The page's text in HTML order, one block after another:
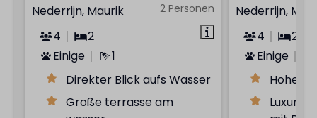
2 Personen
Nederrijn, Maurik
4
2
Einige
1
Direkter Blick aufs Wasser
Große terrasse am
Nederrijn,
4
2
Einige
Hohe